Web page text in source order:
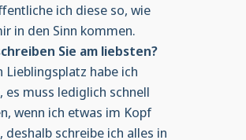
ich diese so, wie
in den Sinn kommen.
Sie am liebsten?
Lieblingsplatz habe ich
es muss lediglich schnell
wenn ich etwas im Kopf
deshalb schreibe ich alles in